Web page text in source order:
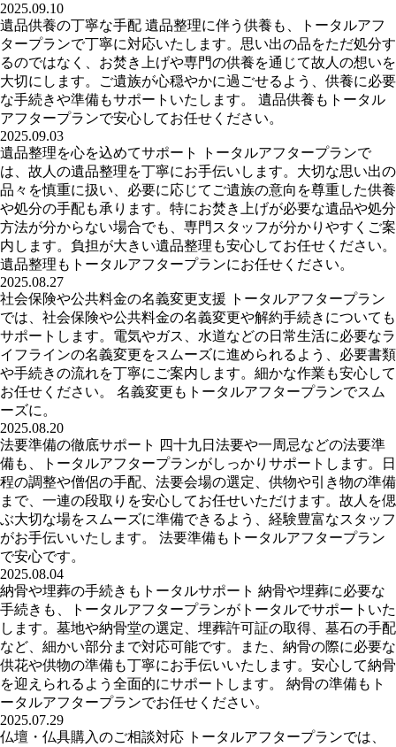
2025.09.10
遺品供養の丁寧な手配 遺品整理に伴う供養も、トータルアフ
タープランで丁寧に対応いたします。思い出の品をただ処分す
るのではなく、お焚き上げや専門の供養を通じて故人の想いを
大切にします。ご遺族が心穏やかに過ごせるよう、供養に必要
な手続きや準備もサポートいたします。 遺品供養もトータル
アフタープランで安心してお任せください。
2025.09.03
遺品整理を心を込めてサポート トータルアフタープランで
は、故人の遺品整理を丁寧にお手伝いします。大切な思い出の
品々を慎重に扱い、必要に応じてご遺族の意向を尊重した供養
や処分の手配も承ります。特にお焚き上げが必要な遺品や処分
方法が分からない場合でも、専門スタッフが分かりやすくご案
内します。負担が大きい遺品整理も安心してお任せください。
遺品整理もトータルアフタープランにお任せください。
2025.08.27
社会保険や公共料金の名義変更支援 トータルアフタープラン
では、社会保険や公共料金の名義変更や解約手続きについても
サポートします。電気やガス、水道などの日常生活に必要なラ
イフラインの名義変更をスムーズに進められるよう、必要書類
や手続きの流れを丁寧にご案内します。細かな作業も安心して
お任せください。 名義変更もトータルアフタープランでスム
ーズに。
2025.08.20
法要準備の徹底サポート 四十九日法要や一周忌などの法要準
備も、トータルアフタープランがしっかりサポートします。日
程の調整や僧侶の手配、法要会場の選定、供物や引き物の準備
まで、一連の段取りを安心してお任せいただけます。故人を偲
ぶ大切な場をスムーズに準備できるよう、経験豊富なスタッフ
がお手伝いいたします。 法要準備もトータルアフタープラン
で安心です。
2025.08.04
納骨や埋葬の手続きもトータルサポート 納骨や埋葬に必要な
手続きも、トータルアフタープランがトータルでサポートいた
します。墓地や納骨堂の選定、埋葬許可証の取得、墓石の手配
など、細かい部分まで対応可能です。また、納骨の際に必要な
供花や供物の準備も丁寧にお手伝いいたします。安心して納骨
を迎えられるよう全面的にサポートします。 納骨の準備もト
ータルアフタープランでお任せください。
2025.07.29
仏壇・仏具購入のご相談対応 トータルアフタープランでは、